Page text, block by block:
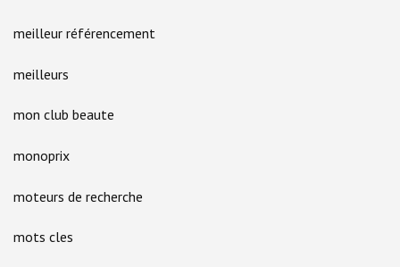
meilleur référencement
meilleurs
mon club beaute
monoprix
moteurs de recherche
mots cles